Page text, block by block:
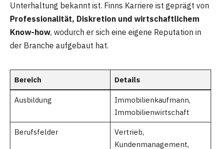
Unterhaltung bekannt ist. Finns Karriere ist geprägt von
Professionalität, Diskretion und wirtschaftlichem
Know-how, wodurch er sich eine eigene Reputation in
der Branche aufgebaut hat.
Bereich Details
Ausbildung
Immobilienkaufmann,
Immobilienwirtschaft
Berufsfelder
Vertrieb,
Kundenmanagement,